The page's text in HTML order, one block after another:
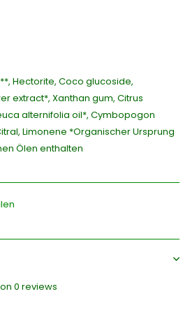
Hectorite, Coco glucoside,
extract*, Xanthan gum, Citrus
alternifolia oil*, Cymbopogon
Limonene *Organischer Ursprung
Ölen enthalten
0 reviews